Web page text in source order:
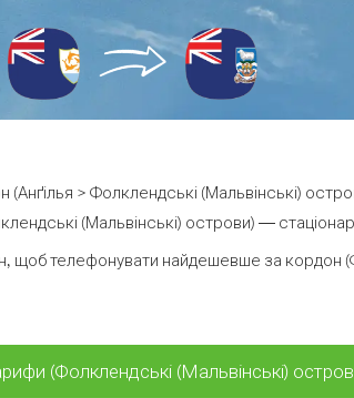
> Фолклендські (Мальвінські)
(Мальвінські) острови) —
щоб телефонувати найдешевше за кордон
(Фолклендські (Мальвінські)